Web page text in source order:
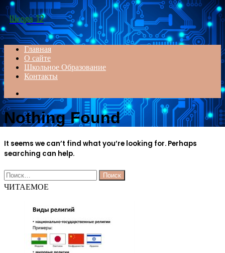
Menu
Школа 12
Главная
О сайте
Школьное Образование
Контакты
for
Nothing Found
It seems we can’t find what you’re looking for. Perhaps
searching can help.
Найти:
ЧИТАЕМОЕ